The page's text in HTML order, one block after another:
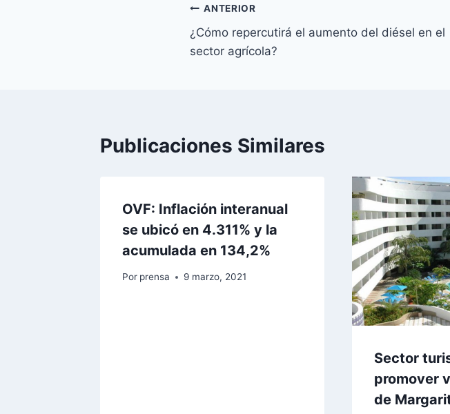
Navegación
de
ANTERIOR
¿Cómo repercutirá el aumento del diésel en el
sector agrícola?
Publicaciones Similares
OVF: Inflación interanual
se ubicó en 4.311% y la
acumulada en 134,2%
Por prensa 9 marzo, 2021
Sector
promover
de